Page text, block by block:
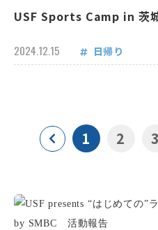
USF Sports Camp in 茨
2024.12.15 日帰り
1 2 3